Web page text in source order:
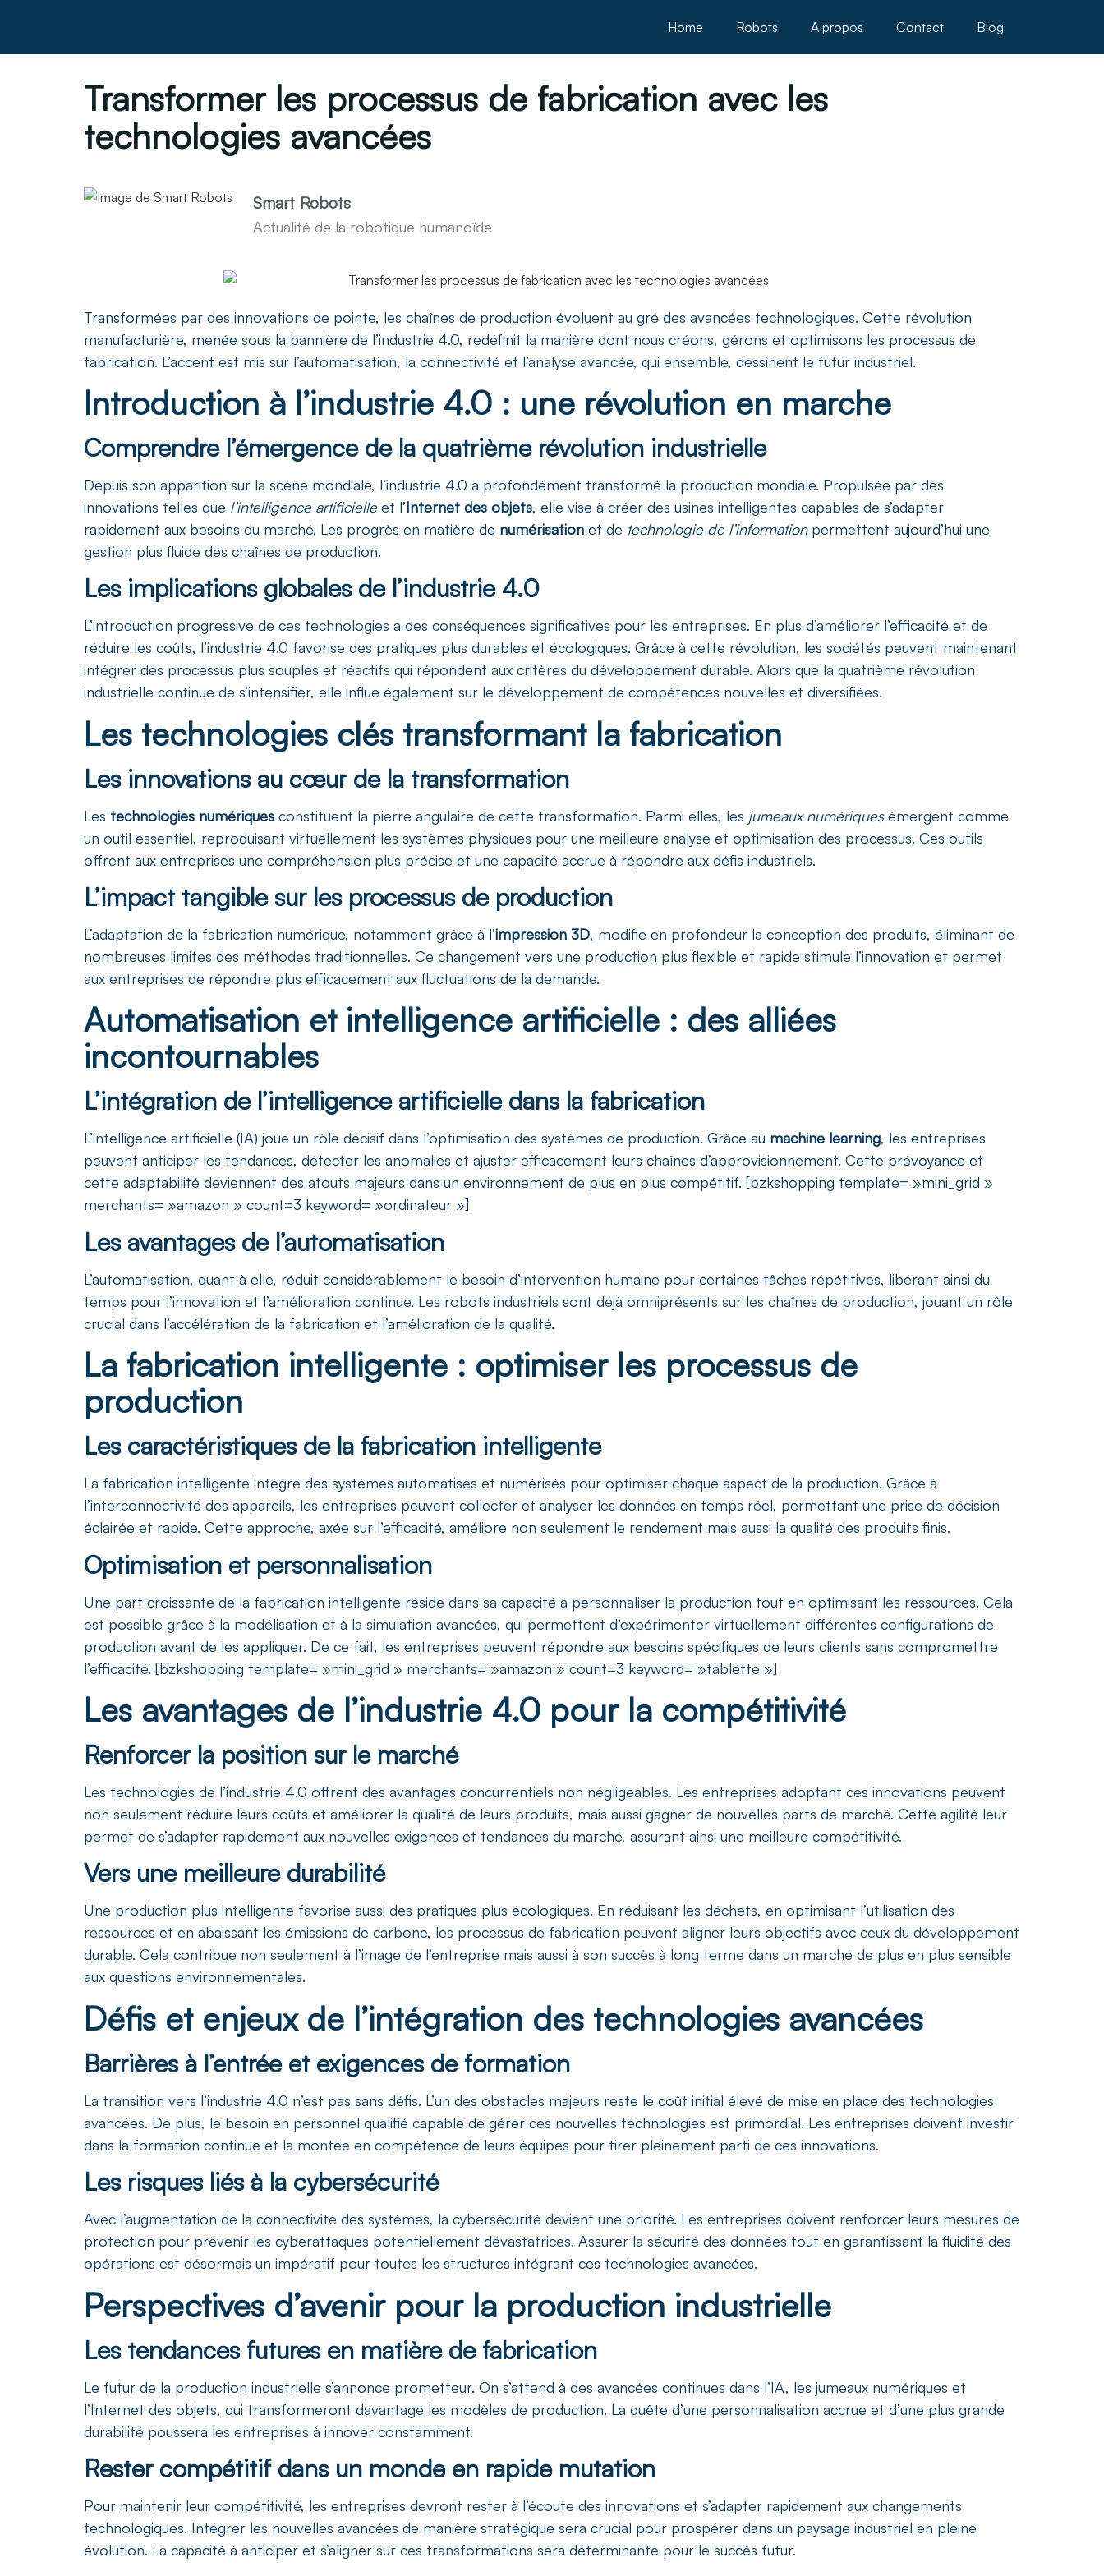
Home Robots A propos Contact Blog
Transformer les processus de fabrication avec les
technologies avancées
Smart Robots
Actualité de la robotique humanoïde
Transformées par des innovations de pointe, les chaînes de production évoluent au gré des avancées technologiques. Cette révolution
manufacturière, menée sous la bannière de l’industrie 4.0, redéfinit la manière dont nous créons, gérons et optimisons les processus de
fabrication. L’accent est mis sur l’automatisation, la connectivité et l’analyse avancée, qui ensemble, dessinent le futur industriel.
Introduction à l’industrie 4.0 : une révolution en marche
Comprendre l’émergence de la quatrième révolution industrielle
Depuis son apparition sur la scène mondiale, l’industrie 4.0 a profondément transformé la production mondiale. Propulsée par des
innovations telles que l’intelligence artificielleet l’Internet des objets, elle vise à créer des usines intelligentes capables de s’adapter
rapidement aux besoins du marché. Les progrès en matière de numérisation et de technologie de l’informationpermettent aujourd’hui une
gestion plus fluide des chaînes de production.
Les implications globales de l’industrie 4.0
L’introduction progressive de ces technologies a des conséquences significatives pour les entreprises. En plus d’améliorer l’efficacité et de
réduire les coûts, l’industrie 4.0 favorise des pratiques plus durables et écologiques. Grâce à cette révolution, les sociétés peuvent maintenant
intégrer des processus plus souples et réactifs qui répondent aux critères du développement durable. Alors que la quatrième révolution
industrielle continue de s’intensifier, elle influe également sur le développement de compétences nouvelles et diversifiées.
Les technologies clés transformant la fabrication
Les innovations au cœur de la transformation
Les technologies numériques constituent la pierre angulaire de cette transformation. Parmi elles, les jumeaux numériquesémergent comme
un outil essentiel, reproduisant virtuellement les systèmes physiques pour une meilleure analyse et optimisation des processus. Ces outils
offrent aux entreprises une compréhension plus précise et une capacité accrue à répondre aux défis industriels.
L’impact tangible sur les processus de production
L’adaptation de la fabrication numérique, notamment grâce à l’impression 3D, modifie en profondeur la conception des produits, éliminant de
nombreuses limites des méthodes traditionnelles. Ce changement vers une production plus flexible et rapide stimule l’innovation et permet
aux entreprises de répondre plus efficacement aux fluctuations de la demande.
Automatisation et intelligence artificielle : des alliées
incontournables
L’intégration de l’intelligence artificielle dans la fabrication
L’intelligence artificielle (IA) joue un rôle décisif dans l’optimisation des systèmes de production. Grâce au machine learning, les entreprises
peuvent anticiper les tendances, détecter les anomalies et ajuster efficacement leurs chaînes d’approvisionnement. Cette prévoyance et
cette adaptabilité deviennent des atouts majeurs dans un environnement de plus en plus compétitif. [bzkshopping template= »mini_grid »
merchants= »amazon » count=3 keyword= »ordinateur »]
Les avantages de l’automatisation
L’automatisation, quant à elle, réduit considérablement le besoin d’intervention humaine pour certaines tâches répétitives, libérant ainsi du
temps pour l’innovation et l’amélioration continue. Les robots industriels sont déjà omniprésents sur les chaînes de production, jouant un rôle
crucial dans l’accélération de la fabrication et l’amélioration de la qualité.
La fabrication intelligente : optimiser les processus de
production
Les caractéristiques de la fabrication intelligente
La fabrication intelligente intègre des systèmes automatisés et numérisés pour optimiser chaque aspect de la production. Grâce à
l’interconnectivité des appareils, les entreprises peuvent collecter et analyser les données en temps réel, permettant une prise de décision
éclairée et rapide. Cette approche, axée sur l’efficacité, améliore non seulement le rendement mais aussi la qualité des produits finis.
Optimisation et personnalisation
Une part croissante de la fabrication intelligente réside dans sa capacité à personnaliser la production tout en optimisant les ressources. Cela
est possible grâce à la modélisation et à la simulation avancées, qui permettent d’expérimenter virtuellement différentes configurations de
production avant de les appliquer. De ce fait, les entreprises peuvent répondre aux besoins spécifiques de leurs clients sans compromettre
l’efficacité. [bzkshopping template= »mini_grid » merchants= »amazon » count=3 keyword= »tablette »]
Les avantages de l’industrie 4.0 pour la compétitivité
Renforcer la position sur le marché
Les technologies de l’industrie 4.0 offrent des avantages concurrentiels non négligeables. Les entreprises adoptant ces innovations peuvent
non seulement réduire leurs coûts et améliorer la qualité de leurs produits, mais aussi gagner de nouvelles parts de marché. Cette agilité leur
permet de s’adapter rapidement aux nouvelles exigences et tendances du marché, assurant ainsi une meilleure compétitivité.
Vers une meilleure durabilité
Une production plus intelligente favorise aussi des pratiques plus écologiques. En réduisant les déchets, en optimisant l’utilisation des
ressources et en abaissant les émissions de carbone, les processus de fabrication peuvent aligner leurs objectifs avec ceux du développement
durable. Cela contribue non seulement à l’image de l’entreprise mais aussi à son succès à long terme dans un marché de plus en plus sensible
aux questions environnementales.
Défis et enjeux de l’intégration des technologies avancées
Barrières à l’entrée et exigences de formation
La transition vers l’industrie 4.0 n’est pas sans défis. L’un des obstacles majeurs reste le coût initial élevé de mise en place des technologies
avancées. De plus, le besoin en personnel qualifié capable de gérer ces nouvelles technologies est primordial. Les entreprises doivent investir
dans la formation continue et la montée en compétence de leurs équipes pour tirer pleinement parti de ces innovations.
Les risques liés à la cybersécurité
Avec l’augmentation de la connectivité des systèmes, la cybersécurité devient une priorité. Les entreprises doivent renforcer leurs mesures de
protection pour prévenir les cyberattaques potentiellement dévastatrices. Assurer la sécurité des données tout en garantissant la fluidité des
opérations est désormais un impératif pour toutes les structures intégrant ces technologies avancées.
Perspectives d’avenir pour la production industrielle
Les tendances futures en matière de fabrication
Le futur de la production industrielle s’annonce prometteur. On s’attend à des avancées continues dans l’IA, les jumeaux numériques et
l’Internet des objets, qui transformeront davantage les modèles de production. La quête d’une personnalisation accrue et d’une plus grande
durabilité poussera les entreprises à innover constamment.
Rester compétitif dans un monde en rapide mutation
Pour maintenir leur compétitivité, les entreprises devront rester à l’écoute des innovations et s’adapter rapidement aux changements
technologiques. Intégrer les nouvelles avancées de manière stratégique sera crucial pour prospérer dans un paysage industriel en pleine
évolution. La capacité à anticiper et s’aligner sur ces transformations sera déterminante pour le succès futur.